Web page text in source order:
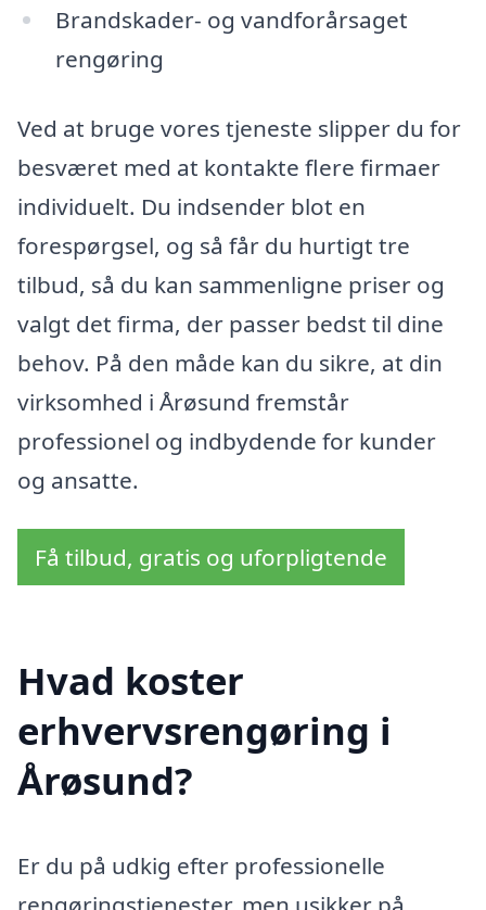
Brandskader- og vandforårsaget
rengøring
Ved at bruge vores tjeneste slipper du for
besværet med at kontakte flere firmaer
individuelt. Du indsender blot en
forespørgsel, og så får du hurtigt tre
tilbud, så du kan sammenligne priser og
valgt det firma, der passer bedst til dine
behov. På den måde kan du sikre, at din
virksomhed i Årøsund fremstår
professionel og indbydende for kunder
og ansatte.
Få tilbud, gratis og uforpligtende
Hvad koster
erhvervsrengøring i
Årøsund?
Er du på udkig efter professionelle